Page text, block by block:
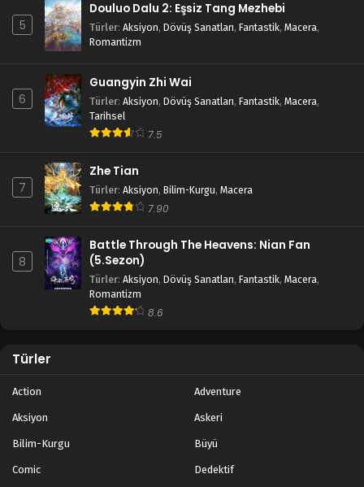
5
Douluo Dalu 2: Eşsiz Tang Mezhebi
Türler: Aksiyon, Dövüş Sanatları, Fantastik, Macera,
Romantizm
6
Guangyin Zhi Wai
Türler: Aksiyon, Dövüş Sanatları, Fantastik, Macera,
Tarihsel
7.5
7
Zhe Tian
Türler: Aksiyon, Bilim-Kurgu, Macera
7.90
8
Battle Through The Heavens: Nian Fan
(5.Sezon)
Türler: Aksiyon, Dövüş Sanatları, Fantastik, Macera,
Romantizm
8.6
Türler
Action Adventure
Aksiyon Askeri
Bilim-Kurgu Büyü
Comic Dedektif